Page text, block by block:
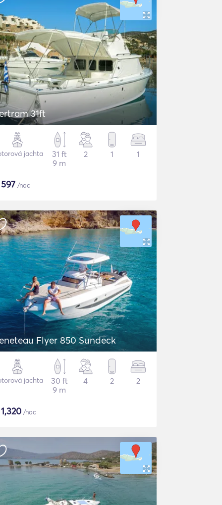
31ft
jachta
31 ft
9 m
2 1 1
597 /noc
Flyer 850 Sundeck
jachta
30 ft
9 m
4 2 2
1,320 /noc